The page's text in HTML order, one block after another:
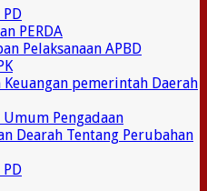
PERDA
Pelaksanaan APBD
pemerintah Daerah
Pengadaan
Dearah Tentang Perubahan